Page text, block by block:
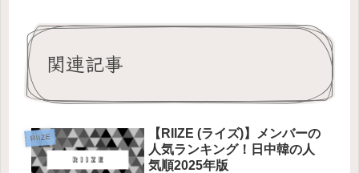
関連記事
RIIZE
【RIIZE (ライズ)】メンバーの
人気ランキング！日中韓の人
気順2025年版